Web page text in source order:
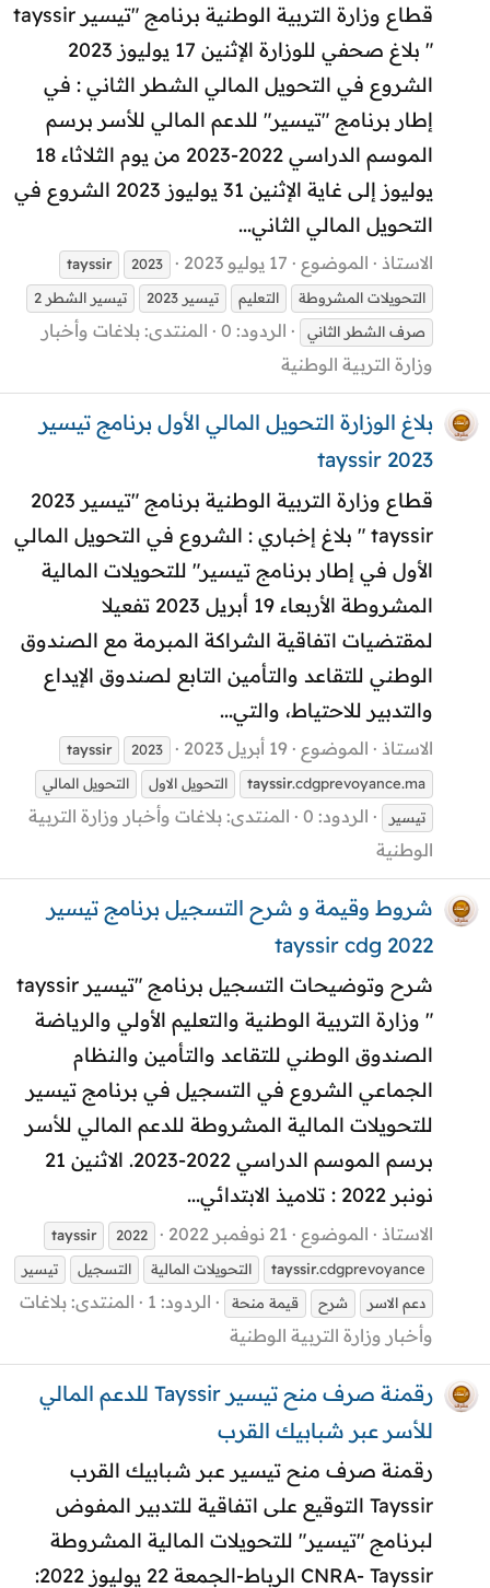
قطاع وزارة التربية الوطنية برنامج "تيسير tayssir
" بلاغ صحفي للوزارة الإثنين 17 يوليوز 2023
الشروع في التحويل المالي الشطر الثاني : في
إطار برنامج "تيسير" للدعم المالي للأسر برسم
الموسم الدراسي 2022-2023 من يوم الثلاثاء 18
يوليوز إلى غاية الإثنين 31 يوليوز 2023 الشروع في
التحويل المالي الثاني...
الاستاذ الموضوع 17 يوليو 2023 2023
tayssir
التحويلات المشروطة
التعليم تيسير 2023
تيسير الشطر 2
صرف الشطر الثاني
الردود: 0 المنتدى: بلاغات وأخبار
وزارة التربية الوطنية
بلاغ الوزارة التحويل المالي الأول برنامج تيسير
2023 tayssir
قطاع وزارة التربية الوطنية برنامج "تيسير 2023
tayssir " بلاغ إخباري : الشروع في التحويل المالي
الأول في إطار برنامج تيسير" للتحويلات المالية
المشروطة الأربعاء 19 أبريل 2023 تفعيلا
لمقتضيات اتفاقية الشراكة المبرمة مع الصندوق
الوطني للتقاعد والتأمين التابع لصندوق الإيداع
والتدبير للاحتياط، والتي...
الاستاذ الموضوع 19 أبريل 2023 2023
tayssir
tayssir.cdgprevoyance.ma التحويل الاول
التحويل المالي
تيسير
الردود: 0 المنتدى: بلاغات وأخبار وزارة التربية
الوطنية
شروط وقيمة و شرح التسجيل برنامج تيسير
tayssir cdg 2022
شرح وتوضيحات التسجيل برنامج "تيسير tayssir
" وزارة التربية الوطنية والتعليم الأولي والرياضة
الصندوق الوطني للتقاعد والتأمين والنظام
الجماعي الشروع في التسجيل في برنامج تيسير
للتحويلات المالية المشروطة للدعم المالي للأسر
برسم الموسم الدراسي 2022-2023. الاثنين 21
نونبر 2022 : تلاميذ الابتدائي...
الاستاذ الموضوع 21 نوفمبر 2022 2022
tayssir
tayssir.cdgprevoyance التحويلات المالية التسجيل
تيسير
دعم الاسر
شرح قيمة منحة الردود: 1 المنتدى: بلاغات
وأخبار وزارة التربية الوطنية
رقمنة صرف منح تيسير Tayssir للدعم المالي
للأسر عبر شبابيك القرب
رقمنة صرف منح تيسير عبر شبابيك القرب
Tayssir التوقيع على اتفاقية للتدبير المفوض
لبرنامج "تيسير" للتحويلات المالية المشروطة
CNRA- Tayssir الرباط-الجمعة 22 يوليوز 2022: